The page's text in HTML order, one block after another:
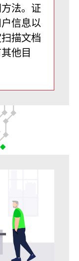
法。证
信息以
描文档
他目